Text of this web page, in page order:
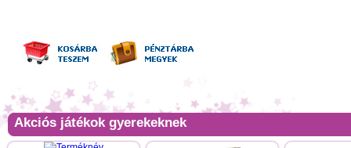
Akciós játékok gyerekeknek